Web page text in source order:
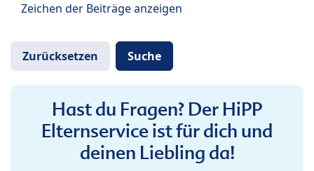
Zeichen der Beiträge anzeigen
Hast du Fragen? Der HiPP
Elternservice ist für dich und
deinen Liebling da!